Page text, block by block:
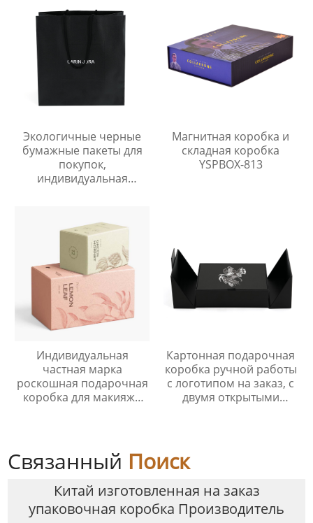
упаковочные коробки
Экологичные черные
бумажные пакеты для
покупок,
индивидуальная
пакет с ручкой
Магнитная коробка и
складная коробка
YSPBOX-813
Индивидуальная
частная марка
роскошная подарочная
коробка для макияжа
Картонная подарочная
коробка ручной работы
с логотипом на заказ, с
двумя открытыми
Связанный Поиск
Китай изготовленная на заказ
упаковочная коробка Производитель